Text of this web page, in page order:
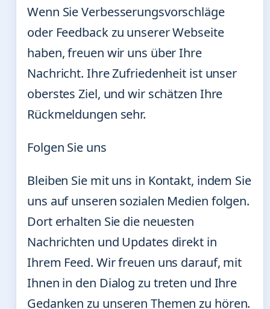
Wenn Sie Verbesserungsvorschläge
oder Feedback zu unserer Webseite
haben, freuen wir uns über Ihre
Nachricht. Ihre Zufriedenheit ist unser
oberstes Ziel, und wir schätzen Ihre
Rückmeldungen sehr.
Folgen Sie uns
Bleiben Sie mit uns in Kontakt, indem Sie
uns auf unseren sozialen Medien folgen.
Dort erhalten Sie die neuesten
Nachrichten und Updates direkt in
Ihrem Feed. Wir freuen uns darauf, mit
Ihnen in den Dialog zu treten und Ihre
Gedanken zu unseren Themen zu hören.